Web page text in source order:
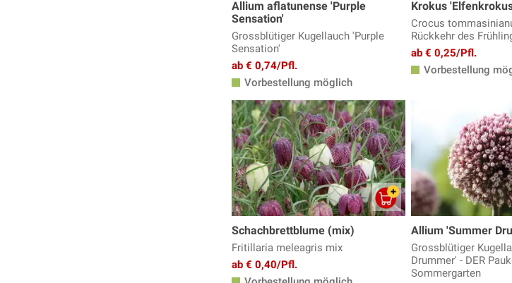
Allium aflatunense 'Purple
Sensation'
Grossblütiger Kugellauch 'Purple
Sensation'
ab € 0,74/Pfl.
Vorbestellung möglich
Krokus
Crocus
Rückkehr des
ab € 0,25/Pfl.
Vorbestellung
Schachbrettblume (mix)
Fritillaria meleagris mix
ab € 0,40/Pfl.
Allium 'Summer
Grossblütiger
Drummer' - DER
Sommergarten